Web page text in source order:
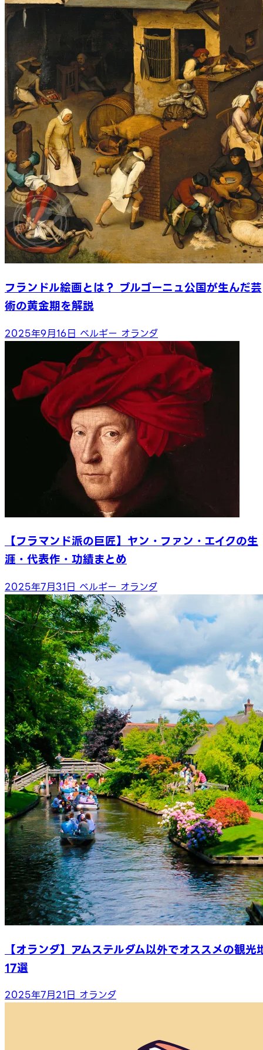
フランドル絵画とは？ ブルゴーニュ公国が生んだ芸
術の黄金期を解説
2025年9月16日 ベルギー オランダ
【フラマンド派の巨匠】ヤン・ファン・エイクの生
涯・代表作・功績まとめ
2025年7月31日 ベルギー オランダ
【オランダ】アムステルダム以外でオススメの観光
17選
2025年7月21日 オランダ